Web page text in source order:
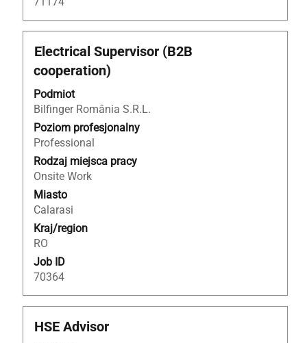
Tytuł
Electrical Supervisor (B2B
cooperation)
Podmiot
Bilfinger România S.R.L.
Poziom profesjonalny
Professional
Rodzaj miejsca pracy
Onsite Work
Miasto
Calarasi
Kraj/region
RO
Job ID
70364
Zaznacz
pomocą
spacji,
aby
wyświetlić
pełną
treść
danych
oferty
pracy.
Tytuł
HSE Advisor
Zaznacz